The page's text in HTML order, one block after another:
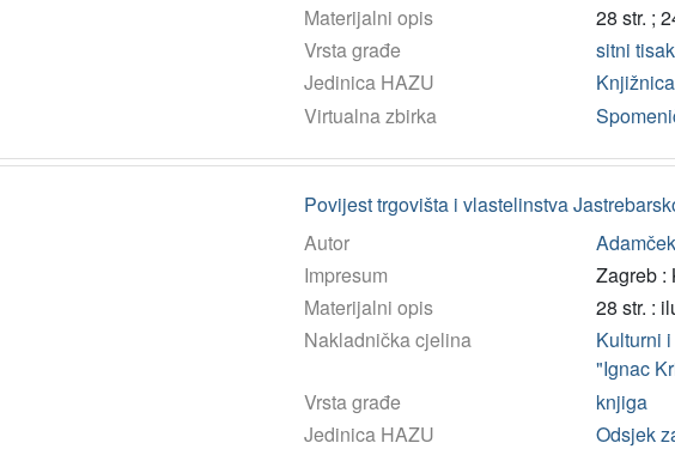
Materijalni opis
28 str. ;
Vrsta građe
sitni tisak
Jedinica HAZU
Virtualna zbirka
Povijest trgovišta i vlastelinstva
Autor
Impresum
Zagreb :
Materijalni opis
28 str. :
Nakladnička cjelina
Kulturni
"Ignac
Vrsta građe
knjiga
Jedinica HAZU
Odsjek